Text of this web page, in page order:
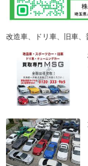
改造車、ドリ車、旧車、